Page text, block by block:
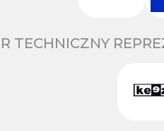
TECHNICZNY